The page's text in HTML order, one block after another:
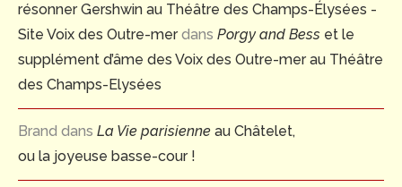
résonner Gershwin au Théâtre des Champs-Élysées -
Site Voix des Outre-merdans Porgy and Bess et le
supplément d’âme des Voix des Outre-mer au Théâtre
des Champs-Elysées
Brand dans La Vie parisienne au Châtelet,
ou la joyeuse basse-cour !